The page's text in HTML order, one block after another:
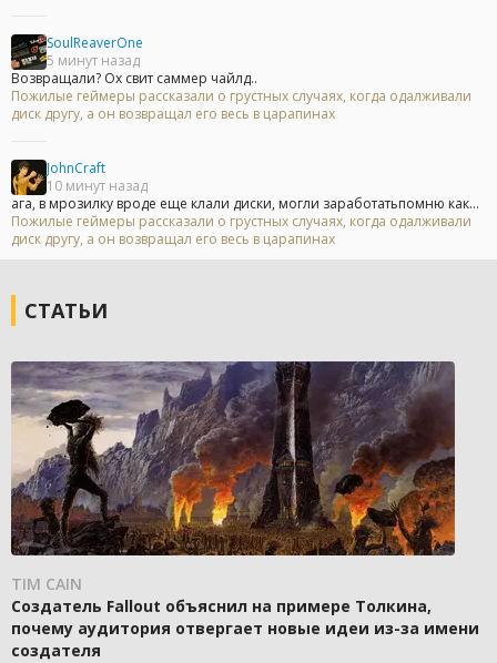
SoulReaverOne
5 минут назад
Возвращали? Ох свит саммер чайлд..
Пожилые геймеры рассказали о грустных случаях, когда одалживали
диск другу, а он возвращал его весь в царапинах
JohnCraft
10 минут назад
ага, в мрозилку вроде еще клали диски, могли заработатьпомню как...
Пожилые геймеры рассказали о грустных случаях, когда одалживали
диск другу, а он возвращал его весь в царапинах
СТАТЬИ
TIM CAIN
Создатель Fallout объяснил на примере Толкина,
почему аудитория отвергает новые идеи из-за имени
создателя